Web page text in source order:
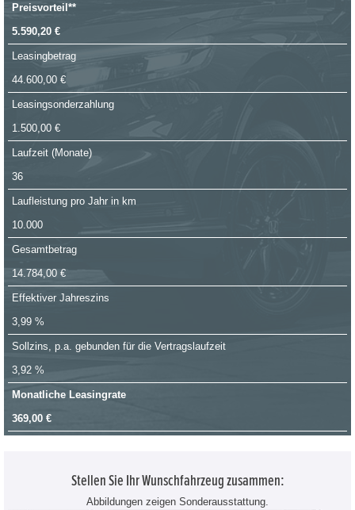
Preisvorteil**
5.590,20 €
Leasingbetrag
44.600,00 €
Leasingsonderzahlung
1.500,00 €
Laufzeit (Monate)
36
Laufleistung pro Jahr in km
10.000
Gesamtbetrag
14.784,00 €
Effektiver Jahreszins
3,99 %
Sollzins, p.a. gebunden für die Vertragslaufzeit
3,92 %
Monatliche Leasingrate
369,00 €
Stellen Sie Ihr Wunschfahrzeug zusammen:
Abbildungen zeigen Sonderausstattung.